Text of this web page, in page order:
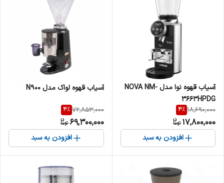
آسیاب قهوه نوا مدل NOVA NM-
3663HPDG
18,690,000
4%
17,800,000
افزودن به سبد
آسیاب قهوه لواک مدل N900
72,853,000
4%
69,300,000
افزودن به سبد